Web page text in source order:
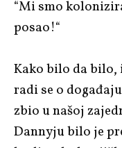
“Mi smo
posao!“
Kako bilo da bilo,
radi se o
zbio u našoj
Dannyju bilo je